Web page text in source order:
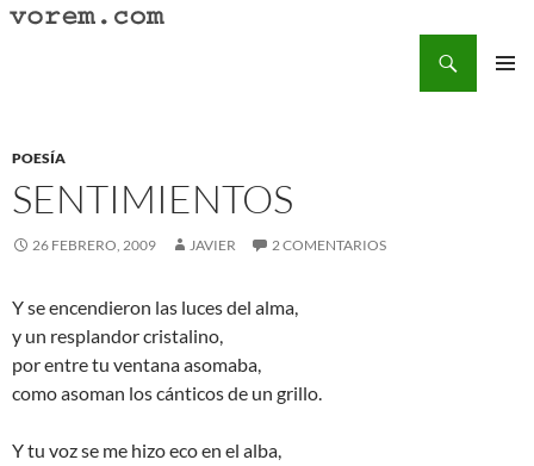
Saltar
POESÍA
SENTIMIENTOS
26 FEBRERO, 2009 JAVIER 2 COMENTARIOS
Y se encendieron las luces del alma,
y un resplandor cristalino,
por entre tu ventana asomaba,
como asoman los cánticos de un grillo.
Y tu voz se me hizo eco en el alba,